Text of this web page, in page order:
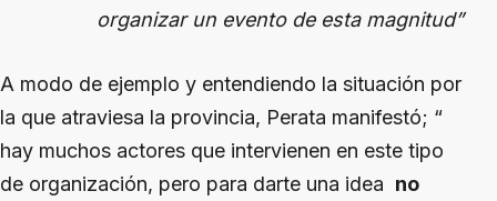
organizar un evento de esta magnitud”
A modo de ejemplo y entendiendo la situación por
la que atraviesa la provincia, Perata manifestó; “
hay muchos actores que intervienen en este tipo
de organización, pero para darte una idea no